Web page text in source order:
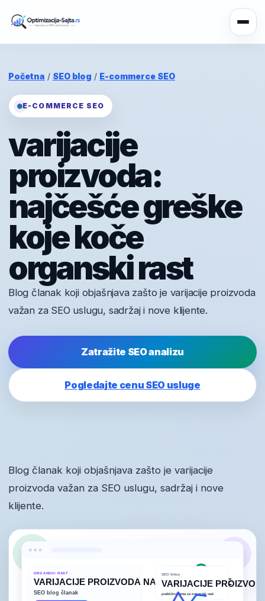
Početna / SEO blog / E-commerce SEO
E-COMMERCE SEO
varijacije
proizvoda:
najčešće greške
koje koče
organski rast
Blog članak koji objašnjava zašto je varijacije proizvoda
važan za SEO uslugu, sadržaj i nove klijente.
Zatražite SEO analizu
Pogledajte cenu SEO usluge
Blog članak koji objašnjava zašto je varijacije
proizvoda važan za SEO uslugu, sadržaj i nove
klijente.